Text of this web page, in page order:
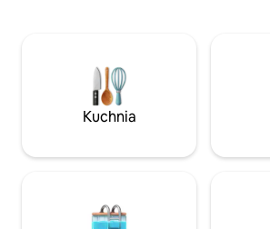
kuchni. Dla Twojej wygody: bezpłatne
ręczniki plażowe, szampon i mydło do
ciała. Energia elektryczna jest wliczona w
Kuchnia